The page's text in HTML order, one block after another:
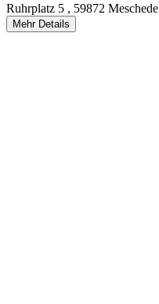
Ruhrplatz 5 , 59872 Meschede
Mehr Details